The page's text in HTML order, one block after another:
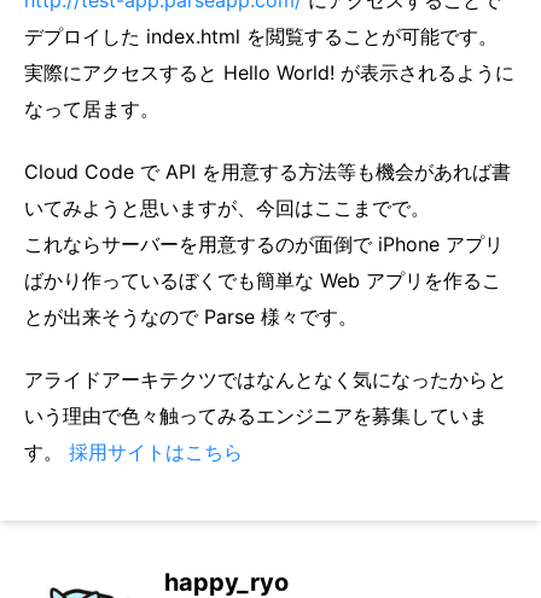
デプロイした index.html を閲覧することが可能です。
実際にアクセスすると Hello World! が表示されるように
なって居ます。
Cloud Code で API を用意する方法等も機会があれば書
いてみようと思いますが、今回はここまでで。
これならサーバーを用意するのが面倒で iPhone アプリ
ばかり作っているぼくでも簡単な Web アプリを作るこ
とが出来そうなので Parse 様々です。
アライドアーキテクツではなんとなく気になったからと
いう理由で色々触ってみるエンジニアを募集していま
す。 採用サイトはこちら
happy_ryo